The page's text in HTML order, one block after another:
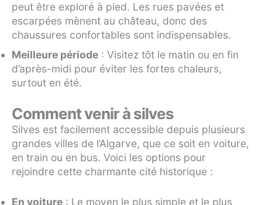
peut être exploré à pied. Les rues pavées et
escarpées mènent au château, donc des
chaussures confortables sont indispensables.
Meilleure période : Visitez tôt le matin ou en fin
d’après-midi pour éviter les fortes chaleurs,
surtout en été.
Comment venir à silves
Silves est facilement accessible depuis plusieurs
grandes villes de l’Algarve, que ce soit en voiture,
en train ou en bus. Voici les options pour
rejoindre cette charmante cité historique :
En voiture : Le moyen le plus simple et le plus